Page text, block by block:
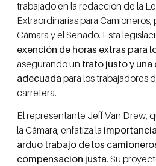
trabajado en la redacción de la
Extraordinarias para Camioneros,
Cámara y el Senado. Esta
exención de horas extras para
asegurando un trato justo y
adecuadapara los trabajadores
carretera.
El representante Jeff Van Drew,
la Cámara, enfatiza la
arduo trabajo de los
compensación justa. Su